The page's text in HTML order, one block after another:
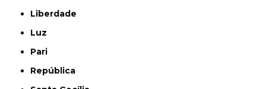
Liberdade
Luz
Pari
República